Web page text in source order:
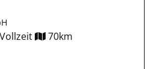
Vollzeit 70km